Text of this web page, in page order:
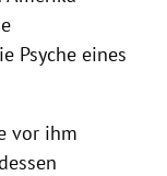
Psyche eines
vor ihm